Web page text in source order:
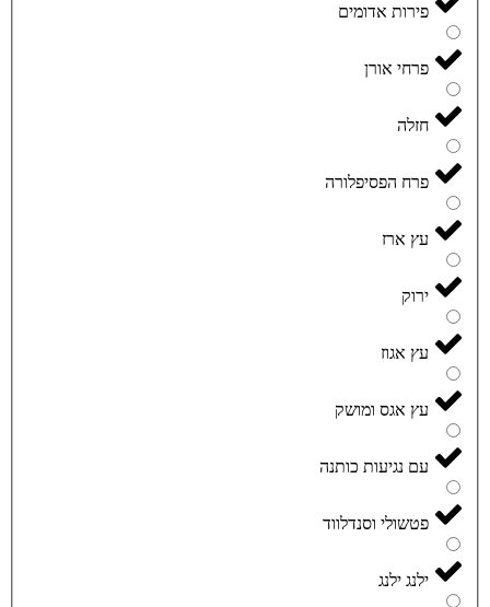
פירות אדומים
פרחי אורן
חזלה
פרח הפסיפלורה
עץ ארז
ירוק
עץ אגוז
עץ אגס ומושק
עם נגיעות כותנה
פטשולי וסנדלווד
ילנג ילנג